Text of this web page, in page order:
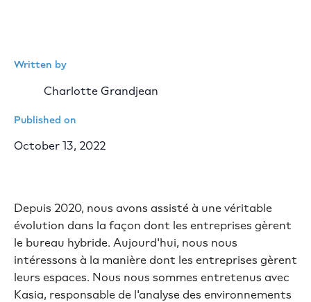
Written by
Charlotte Grandjean
Published on
October 13, 2022
Depuis 2020, nous avons assisté à une véritable
évolution dans la façon dont les entreprises gèrent
le bureau hybride. Aujourd'hui, nous nous
intéressons à la manière dont les entreprises gèrent
leurs espaces. Nous nous sommes entretenus avec
Kasia, responsable de l'analyse des environnements